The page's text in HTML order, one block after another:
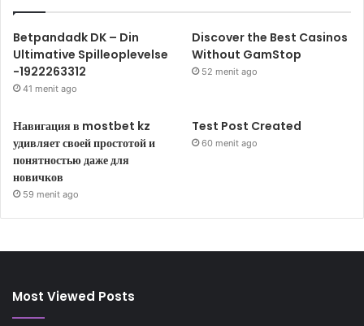
Betpandadk DK – Din
Ultimative Spilleoplevelse
-1922263312
41 menit ago
Discover the Best Casinos
Without GamStop
52 menit ago
Навигация в mostbet kz
удивляет своей простотой и
понятностью даже для
новичков
59 menit ago
Test Post Created
60 menit ago
Most Viewed Posts